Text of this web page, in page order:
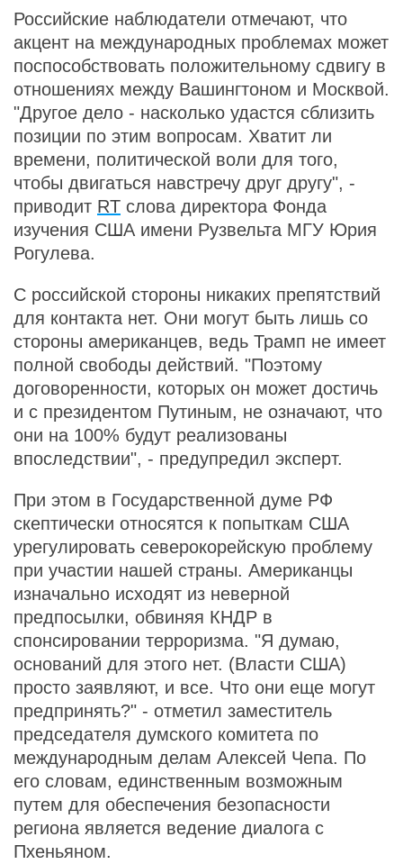
Российские наблюдатели отмечают, что
акцент на международных проблемах может
поспособствовать положительному сдвигу в
отношениях между Вашингтоном и Москвой.
"Другое дело - насколько удастся сблизить
позиции по этим вопросам. Хватит ли
времени, политической воли для того,
чтобы двигаться навстречу друг другу", -
приводит RT слова директора Фонда
изучения США имени Рузвельта МГУ Юрия
Рогулева.
С российской стороны никаких препятствий
для контакта нет. Они могут быть лишь со
стороны американцев, ведь Трамп не имеет
полной свободы действий. "Поэтому
договоренности, которых он может достичь
и с президентом Путиным, не означают, что
они на 100% будут реализованы
впоследствии", - предупредил эксперт.
При этом в Государственной думе РФ
скептически относятся к попыткам США
урегулировать северокорейскую проблему
при участии нашей страны. Американцы
изначально исходят из неверной
предпосылки, обвиняя КНДР в
спонсировании терроризма. "Я думаю,
оснований для этого нет. (Власти США)
просто заявляют, и все. Что они еще могут
предпринять?" - отметил заместитель
председателя думского комитета по
международным делам Алексей Чепа. По
его словам, единственным возможным
путем для обеспечения безопасности
региона является ведение диалога с
Пхеньяном.